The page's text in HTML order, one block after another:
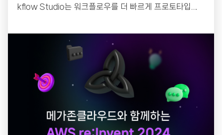
kflow Studio는 워크플로우를 더 빠르게 프로토타입하